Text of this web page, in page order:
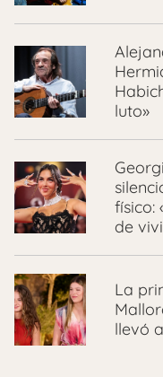
luto»
físico:
de
La
llevó